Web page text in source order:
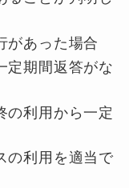
があった場合
定期間返答がな
の利用から一定
の利用を適当で